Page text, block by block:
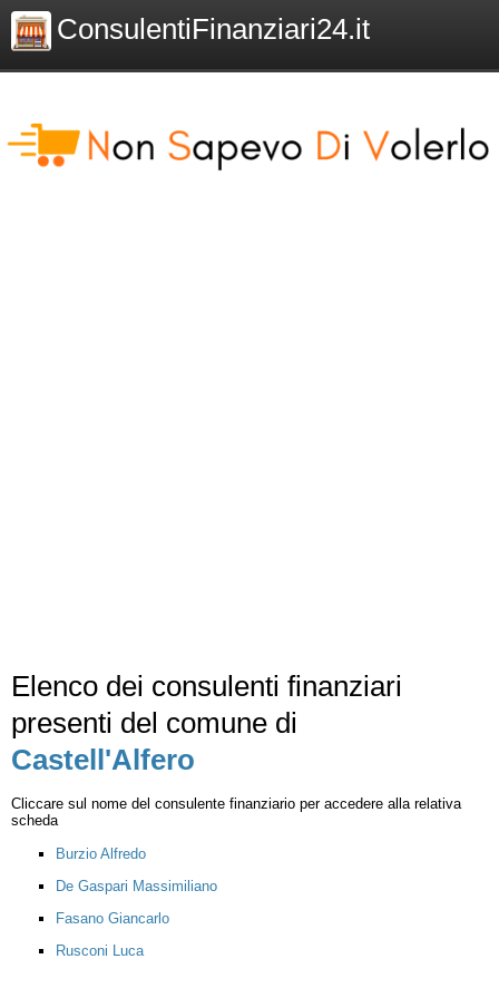
ConsulentiFinanziari24.it
Elenco dei consulenti finanziari
presenti del comune di
Castell'Alfero
Cliccare sul nome del consulente finanziario per accedere alla relativa
scheda
Burzio Alfredo
De Gaspari Massimiliano
Fasano Giancarlo
Rusconi Luca